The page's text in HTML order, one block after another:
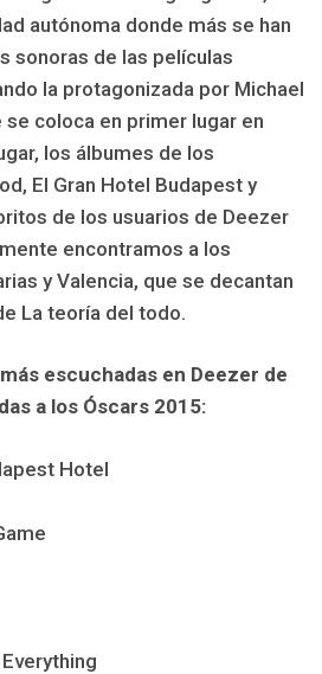
autónoma donde más se han
sonoras de las películas
la protagonizada por Michael
se coloca en primer lugar en
los álbumes de los
El Gran Hotel Budapest y
de los usuarios de Deezer
encontramos a los
y Valencia, que se decantan
La teoría del todo.
escuchadas en Deezer de
a los Óscars 2015:
Hotel